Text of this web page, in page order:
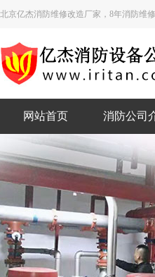
北京亿杰消防维修改造厂家，8年消防维
网站首页 消防公司